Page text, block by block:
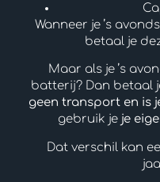
Wanneer je ’s
betaal je
Maar als je ’s
batterij? Dan betaal
geen transport en is
gebruik je je
Dat verschil kan